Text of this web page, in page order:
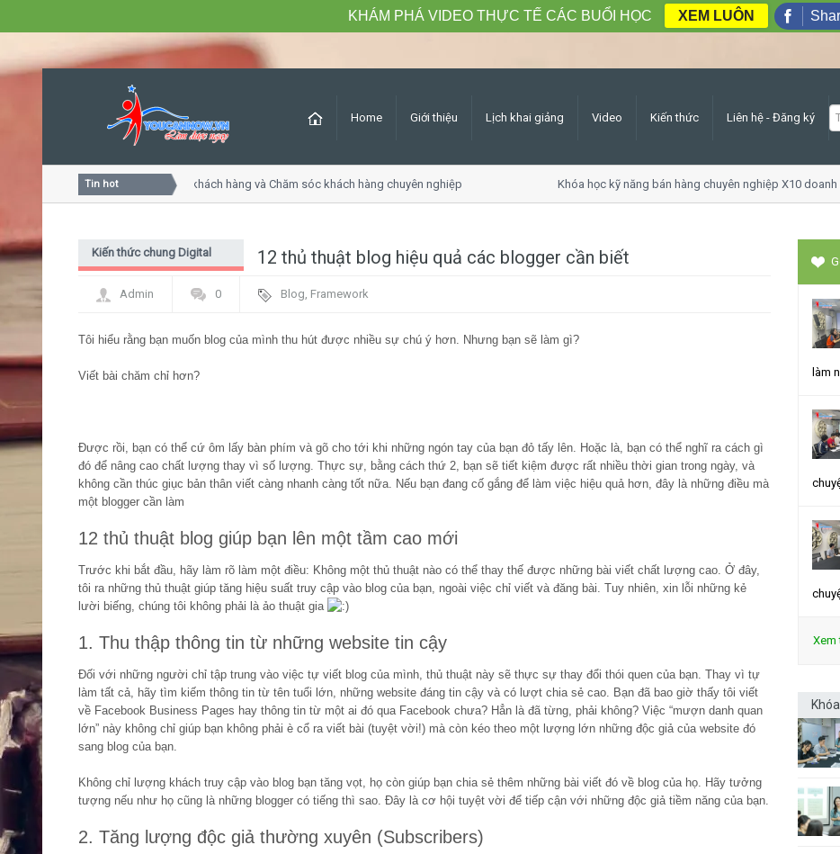
Home Giới thiệu Lịch khai giảng Video Kiến thức Liên hệ - Đăng ký
Tin hot
Khóa học Tư duy dịch vụ khách hàng và Chăm sóc khách hàng chuyên nghiệp Khóa học kỹ năng bán hàng chuyên nghiệp X10 doanh
12 thủ thuật blog hiệu quả các blogger cần biết
Kiến thức chung Digital
Admin
0 Blog, Framework
Tôi hiểu rằng bạn muốn blog của mình thu hút được nhiều sự chú ý hơn. Nhưng bạn sẽ làm gì?
Viết bài chăm chỉ hơn?
Được rồi, bạn có thể cứ ôm lấy bàn phím và gõ cho tới khi những ngón tay của bạn đỏ tấy lên. Hoặc là, bạn có thể nghĩ ra cách gì
đó để nâng cao chất lượng thay vì số lượng. Thực sự, bằng cách thứ 2, bạn sẽ tiết kiệm được rất nhiều thời gian trong ngày, và
không cần thúc giục bản thân viết càng nhanh càng tốt nữa. Nếu bạn đang cố gắng để làm việc hiệu quả hơn, đây là những điều mà
một blogger cần làm
12 thủ thuật blog giúp bạn lên một tầm cao mới
Trước khi bắt đầu, hãy làm rõ làm một điều: Không một thủ thuật nào có thể thay thế được những bài viết chất lượng cao. Ở đây,
tôi ra những thủ thuật giúp tăng hiệu suất truy cập vào blog của bạn, ngoài việc chỉ viết và đăng bài. Tuy nhiên, xin lỗi những kẻ
lười biếng, chúng tôi không phải là ảo thuật gia
1. Thu thập thông tin từ những website tin cậy
Đối với những người chỉ tập trung vào việc tự viết blog của mình, thủ thuật này sẽ thực sự thay đổi thói quen của bạn. Thay vì tự
làm tất cả, hãy tìm kiếm thông tin từ tên tuổi lớn, những website đáng tin cậy và có lượt chia sẻ cao. Bạn đã bao giờ thấy tôi viết
về Facebook Business Pages hay thông tin từ một ai đó qua Facebook chưa? Hẳn là đã từng, phải không? Việc “mượn danh quan
lớn” này không chỉ giúp bạn không phải è cổ ra viết bài (tuyệt vời!) mà còn kéo theo một lượng lớn những độc giả của website đó
sang blog của bạn.
Không chỉ lượng khách truy cập vào blog bạn tăng vọt, họ còn giúp bạn chia sẻ thêm những bài viết đó về blog của họ. Hãy tưởng
tượng nếu như họ cũng là những blogger có tiếng thì sao. Đây là cơ hội tuyệt vời để tiếp cận với những độc giả tiềm năng của bạn.
2. Tăng lượng độc giả thường xuyên (Subscribers)
làm
Xem
KHÁM PHÁ VIDEO THỰC TẾ CÁC BUỔI HỌC XEM LUÔN